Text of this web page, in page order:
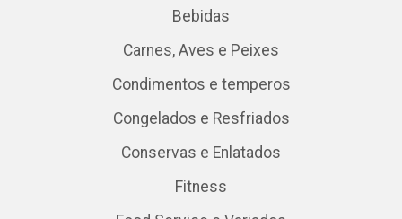
Bebidas
Carnes, Aves e Peixes
Condimentos e temperos
Congelados e Resfriados
Conservas e Enlatados
Fitness